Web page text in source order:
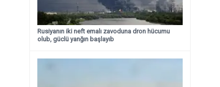
Rusiyanın iki neft emalı zavoduna dron hücumu
olub, güclü yanğın başlayıb